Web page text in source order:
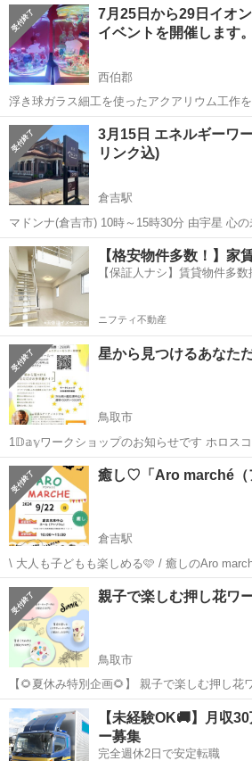
7月25日から29日イオ
イベントを開催します。
西伯郡
浮き球ガラス細工を使ったアクアリウム工作
ームページにてhttps://hiezu-aeonmall.com/
鳥取 西伯郡 ワークショップ アク
3月15日 エネルギーワーク＆手相占い (ワンド
リンク込)
倉吉駅
マドンナ(倉吉市) 10時～15時30分 由宇星 心の未来を変えるエネルギ
ーワーク 自分の思いを伝える様になりたい方 自分は価値があると思え
る様になりたい方 25分 2500円 ...
鳥取 倉吉市 倉吉駅 ワークショップ
【格安物件多数！】家
【保証人ナシ】賃貸物件多数
ニフティ不動産
星から見つけるあなた
鳥取市
1𝔻𝕒𝕪ワークショップのお知らせです ホロスコープを用いて自ら星読
みをし、あなたの人生の目標やその目標を達
探しをするワークショップです。 ●星占い好
●ホロスコープを見てみた...
鳥取 鳥取市 ワークショップ ホロ
癒し♡「Aro
倉吉駅
\ 大人も子どもも楽しめる🩷 / 癒しのAro marché 9/22(日)10:00-
未来中心 各出店者、それぞれの商品へのこだわり、あつい思い お客様
に喜んでいただきたい、楽しんでもらいたい❣️
鳥取 倉吉市 倉吉駅 ワークショップ
親子で楽しむ押し花ワ
鳥取市
【🌻夏休み特別企画🌻】 親子で楽しむ押し花ワーク
休み、思い出を一緒に作りませんか？『
きる押し花ワークショップを開催します！ 日にち：2024年 8月3日
(土)、2...
鳥取 鳥取市 ワークショップ 親子
【未経験OK🚚】月収
ー募集
完全週休2日で安定転職